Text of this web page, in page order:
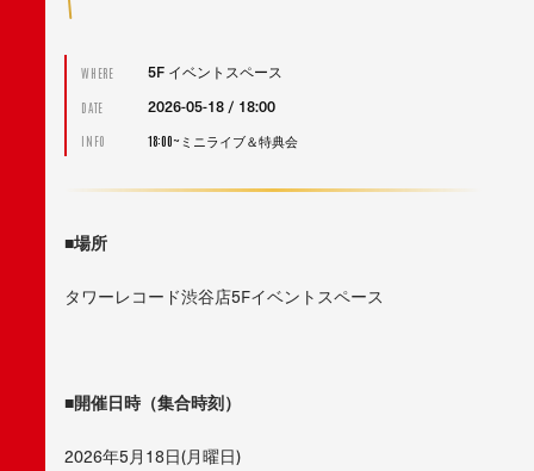
WHERE 5F イベントスペース
DATE 2026-05-18 / 18:00
INFO 18:00~ミニライブ＆特典会
■場所
タワーレコード渋谷店5Fイベントスペース
■開催日時（集合時刻）
2026年5月18日(月曜日)